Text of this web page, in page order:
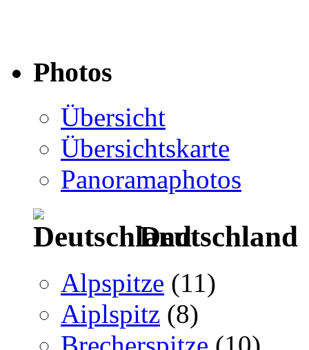
Photos
Übersicht
Übersichtskarte
Panoramaphotos
Deutschland
Alpspitze (11)
Aiplspitz (8)